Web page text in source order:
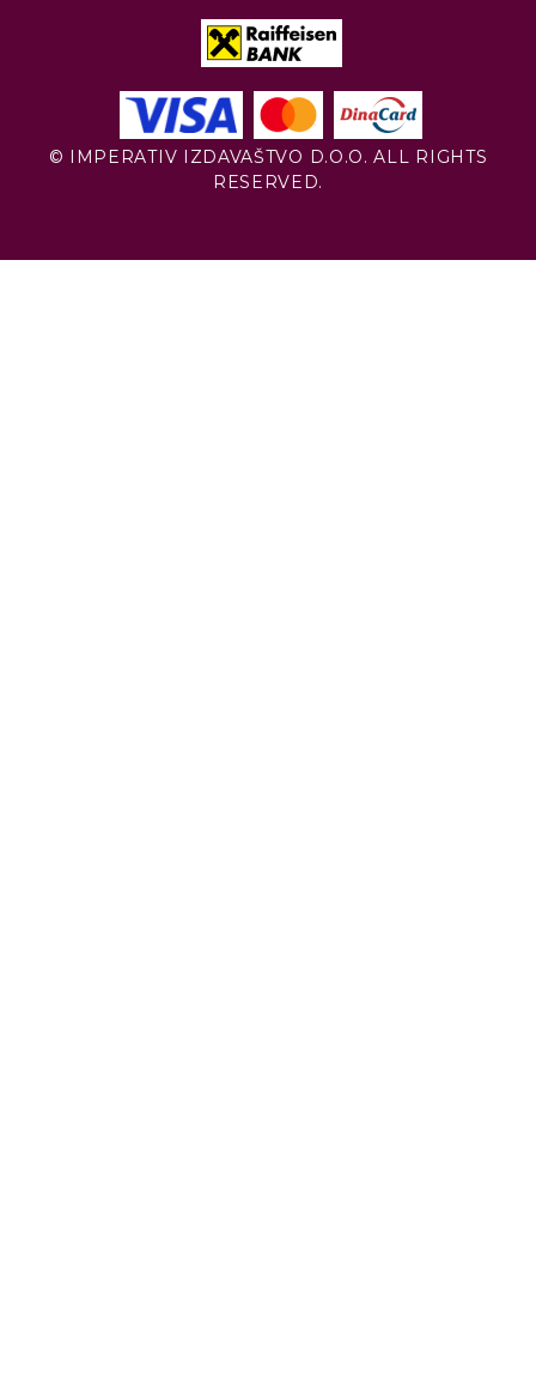
© IMPERATIV IZDAVAŠTVO D.O.O. ALL RIGHTS
RESERVED.